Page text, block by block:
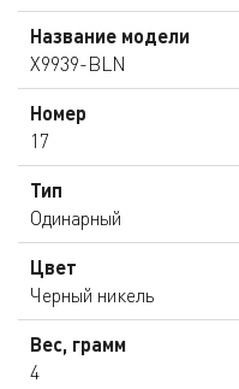
Название модели
X9939-BLN
Номер
17
Тип
Одинарный
Цвет
Черный никель
Вес, грамм
4